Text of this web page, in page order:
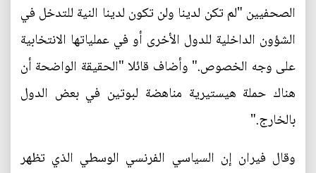
الصحفيين "لم تكن لدينا ولن تكون لدينا النية للتدخل في
الشؤون الداخلية للدول الأخرى أو في عملياتها الانتخابية
على وجه الخصوص." وأضاف قائلا "الحقيقة الواضحة أن
هناك حملة هيستيرية مناهضة لبوتين في بعض الدول
بالخارج."
وقال فيران إن السياسي الفرنسي الوسطي الذي تظهر